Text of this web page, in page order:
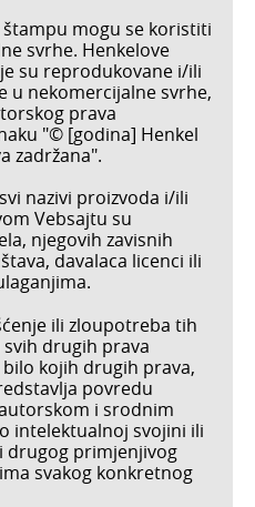
mogu se koristiti
svrhe. Henkelove
su reprodukovane i/ili
u nekomercijalne svrhe,
prava
"© [godina] Henkel
zadržana".
nazivi proizvoda i/ili
Vebsajtu su
njegovih zavisnih
davalaca licenci ili
ili zloupotreba tih
drugih prava
kojih drugih prava,
povredu
i srodnim
intelektualnoj svojini ili
drugog primjenjivog
svakog konkretnog